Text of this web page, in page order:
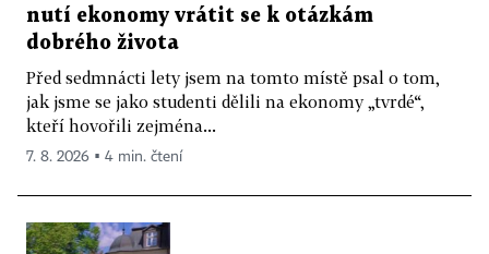
nutí ekonomy vrátit se k otázkám
dobrého života
Před sedmnácti lety jsem na tomto místě psal o tom,
jak jsme se jako studenti dělili na ekonomy „tvrdé“,
kteří hovořili zejména...
7. 8. 2026 ▪ 4 min. čtení